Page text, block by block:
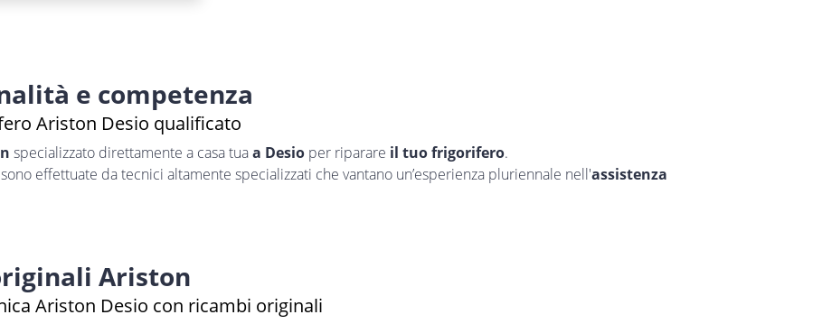
e competenza
Ariston Desio qualificato
specializzato direttamente a casa tuaa Desio per riparare il tuo frigorifero.
effettuate da tecnici altamente specializzati che vantano un’esperienza pluriennale nell'assistenza
Ariston
Ariston Desio con ricambi originali